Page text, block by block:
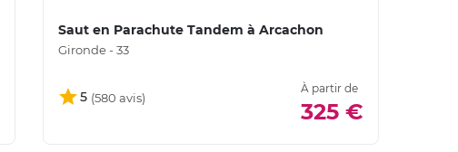
Saut en Parachute Tandem à Arcachon
Gironde - 33
5
À partir de
325 €